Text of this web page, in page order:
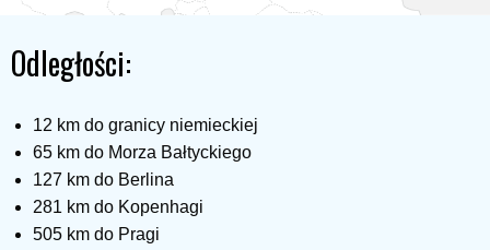
Odległości:
12 km do granicy niemieckiej
65 km do Morza Bałtyckiego
127 km do Berlina
281 km do Kopenhagi
505 km do Pragi